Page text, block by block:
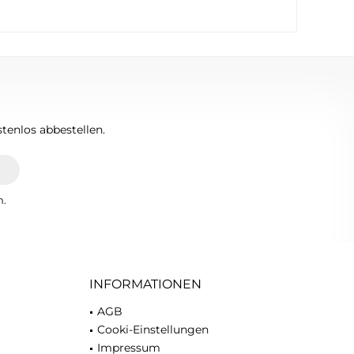
abbestellen.
INFORMATIONEN
AGB
Cooki-Einstellungen
Impressum